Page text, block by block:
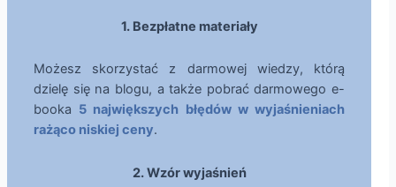
1. Bezpłatne materiały
Możesz skorzystać z darmowej wiedzy, którą
dzielę się na blogu, a także pobrać darmowego e-
booka 5 największych błędów w wyjaśnieniach
rażąco niskiej ceny.
2. Wzór wyjaśnień